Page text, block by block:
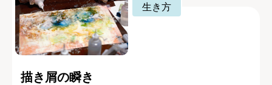
生き方
描き屑の瞬き